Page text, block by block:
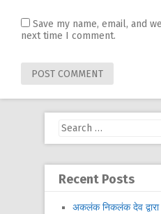
Save my name, email, and
next time I comment.
Search
Recent Posts
अकलंक निकलंक देव द्वारा